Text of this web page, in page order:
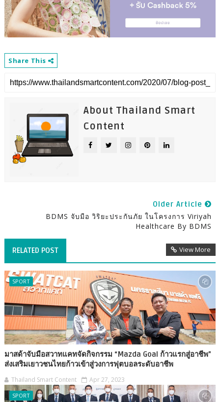
Share This
About Thailand Smart
Content
Older Article
BDMS จับมือ วิริยะประกันภัย ในโครงการ Viriyah
Healthcare By BDMS
RELATED POST View More
SPORT
มาสด้าจับมือสวาทแคทจัดกิจกรรม “Mazda Goal ก้าวแรกสู่อาชีพ”
ส่งเสริมเยาวชนไทยก้าวเข้าสู่วงการฟุตบอลระดับอาชีพ
Thailand Smart Content Apr 27, 2023
SPORT